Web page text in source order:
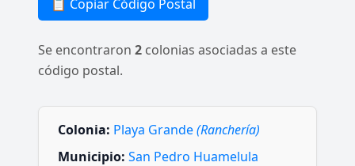
📋 Copiar Código Postal
Se encontraron 2 colonias asociadas a este
código postal.
Colonia: Playa Grande(Ranchería)
Municipio: San Pedro Huamelula